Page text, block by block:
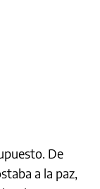
De
a la paz,